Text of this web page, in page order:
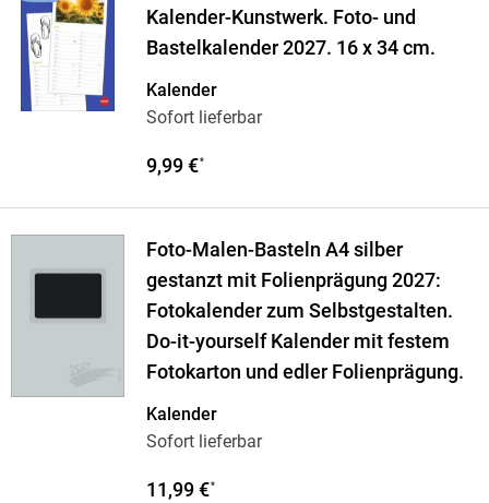
Kalender-Kunstwerk. Foto- und
Bastelkalender 2027. 16 x 34 cm.
Kalender
Sofort lieferbar
9,99 €*
Foto-Malen-Basteln A4 silber
gestanzt mit Folienprägung 2027:
Fotokalender zum Selbstgestalten.
Do-it-yourself Kalender mit festem
Fotokarton und edler Folienprägung.
Kalender
Sofort lieferbar
11,99 €*